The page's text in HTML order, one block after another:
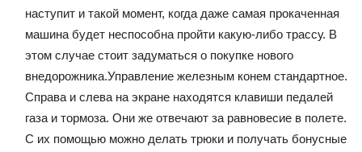
наступит и такой момент, когда даже самая прокаченная
машина будет неспособна пройти какую-либо трассу. В
этом случае стоит задуматься о покупке нового
внедорожника.Управление железным конем стандартное.
Справа и слева на экране находятся клавиши педалей
газа и тормоза. Они же отвечают за равновесие в полете.
С их помощью можно делать трюки и получать бонусные